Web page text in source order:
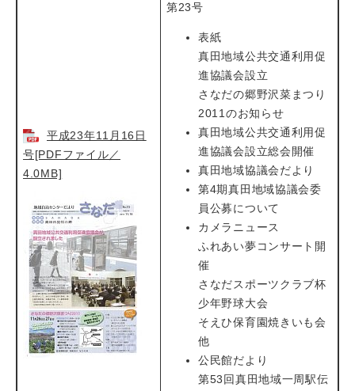
平成23年11月16日
号[PDFファイル／
4.0MB]
第23号
表紙
真田地域公共交通利用促
進協議会設立
さなだの郷野沢菜まつり
2011のお知らせ
真田地域公共交通利用促
進協議会設立総会開催
真田地域協議会だより
第4期真田地域協議会委
員公募について
カメラニュース
ふれあい夢コンサート開
催
さなだスポーツクラブ杯
少年野球大会
そえひ保育園焼きいも会
他
公民館だより
第53回真田地域一周駅伝